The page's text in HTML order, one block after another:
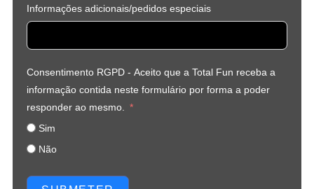
Informações adicionais/pedidos especiais
Consentimento RGPD - Aceito que a Total Fun receba a
informação contida neste formulário por forma a poder
responder ao mesmo.
Sim
Não